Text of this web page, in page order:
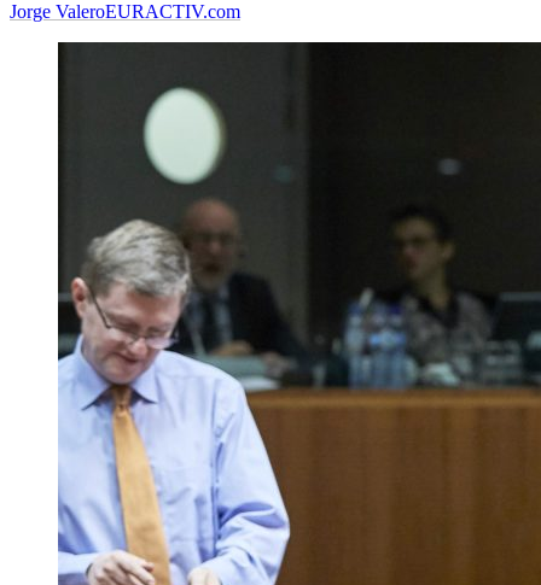
Jorge ValeroEURACTIV.com